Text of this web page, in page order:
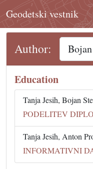
Geodetski vestnik
Author:
Education
Tanja Jesih, Bojan
PODELITEV
Tanja Jesih, Anton
INFORMATIVNI